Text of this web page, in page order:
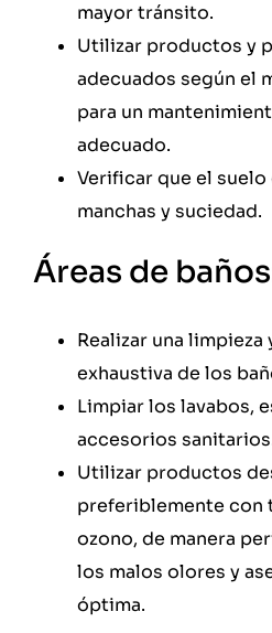
mayor tránsito.
Utilizar productos y
adecuados según el
para un
adecuado.
Verificar que el
manchas y suciedad.
Áreas de
Realizar una
exhaustiva de los
Limpiar los lavabos,
accesorios
Utilizar productos
preferiblemente con
ozono, de manera
los malos olores y
óptima.